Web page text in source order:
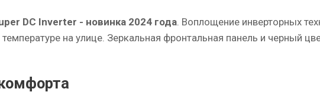
DC Inverter - новинка 2024 года . Воплощение инверторных
на улице. Зеркальная фронтальная панель и черный